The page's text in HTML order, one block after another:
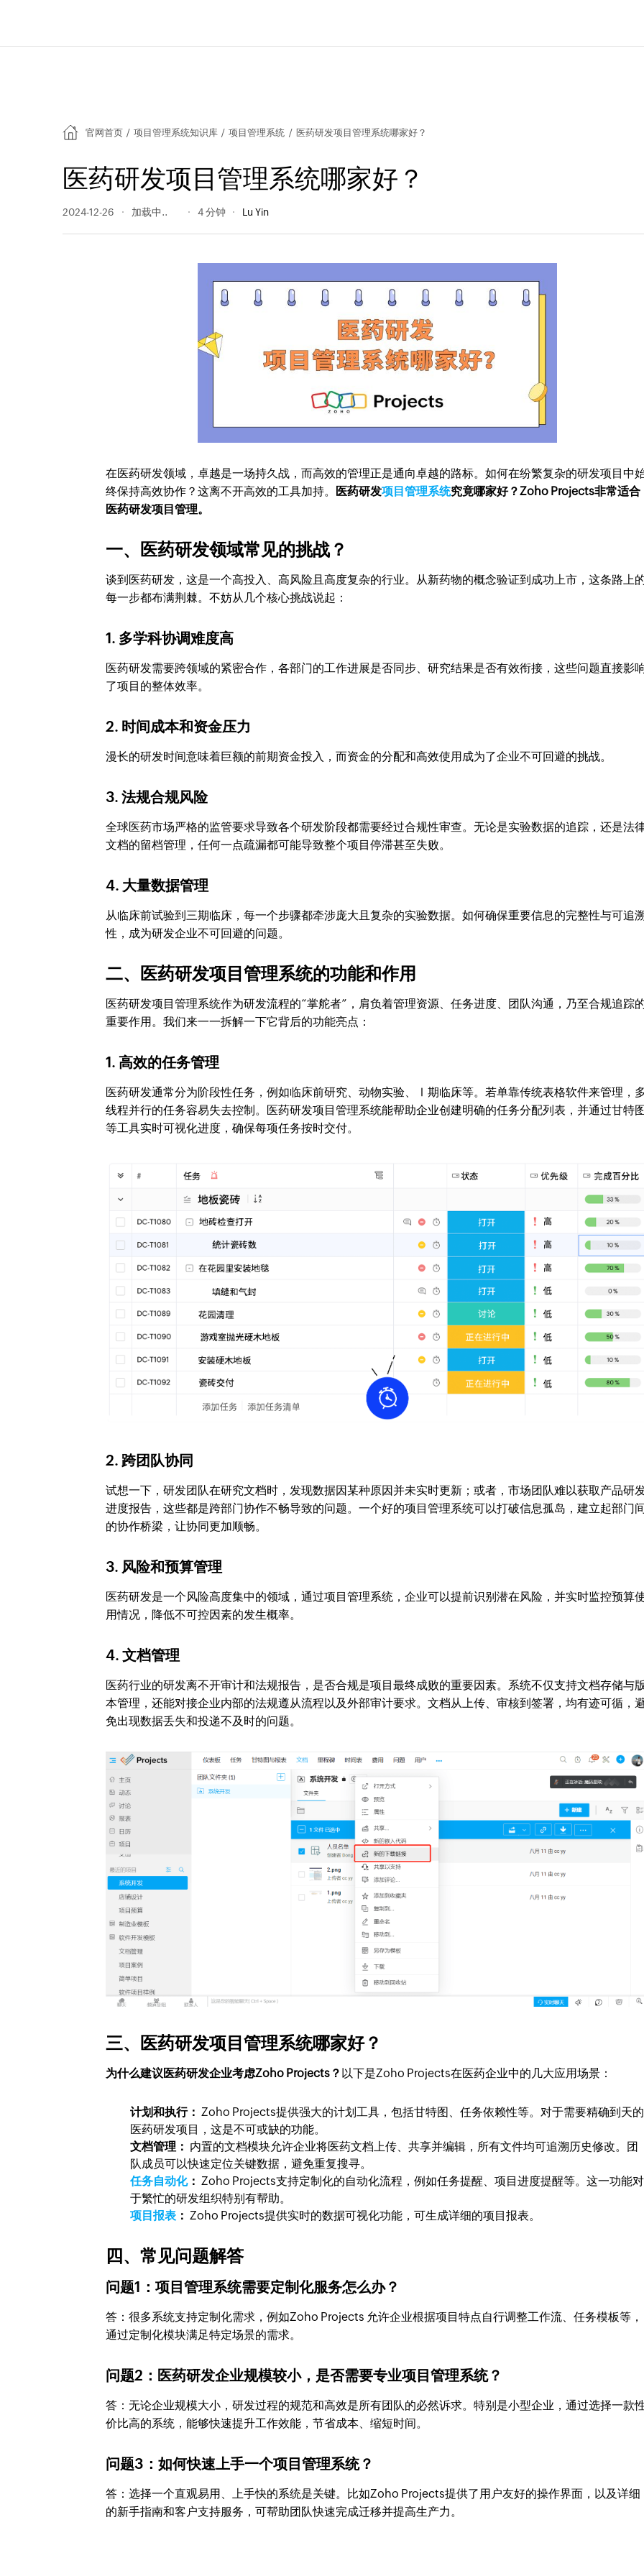
官网首页 / 项目管理系统知识库 / 项目管理系统 / 医药研发项目管理系统哪家好？
医药研发项目管理系统哪家好？
2024-12-26 146 阅读量 4 分钟 Lu Yin
在医药研发领域，卓越是一场持久战，而高效的管理正是通向卓越的路标。如何在纷繁复杂的研发项目中
终保持高效协作？这离不开高效的工具加持。
医药研发项目管理系统究竟哪家好？Zoho Projects非常适合
医药研发项目管理。
一、医药研发领域常见的挑战？
谈到医药研发，这是一个高投入、高风险且高度复杂的行业。从新药物的概念验证到成功上市，这条路上
每一步都布满荆棘。不妨从几个核心挑战说起：
1. 多学科协调难度高
医药研发需要跨领域的紧密合作，各部门的工作进展是否同步、研究结果是否有效衔接，这些问题直接影
了项目的整体效率。
2. 时间成本和资金压力
漫长的研发时间意味着巨额的前期资金投入，而资金的分配和高效使用成为了企业不可回避的挑战。
3. 法规合规风险
全球医药市场严格的监管要求导致各个研发阶段都需要经过合规性审查。无论是实验数据的追踪，还是法
文档的留档管理，任何一点疏漏都可能导致整个项目停滞甚至失败。
4. 大量数据管理
从临床前试验到三期临床，每一个步骤都牵涉庞大且复杂的实验数据。如何确保重要信息的完整性与可追
性，成为研发企业不可回避的问题。
二、医药研发项目管理系统的功能和作用
医药研发项目管理系统作为研发流程的“掌舵者”，肩负着管理资源、任务进度、团队沟通，乃至合规追踪
重要作用。我们来一一拆解一下它背后的功能亮点：
1. 高效的任务管理
医药研发通常分为阶段性任务，例如临床前研究、动物实验、Ⅰ期临床等。若单靠传统表格软件来管理，
线程并行的任务容易失去控制。医药研发项目管理系统能帮助企业创建明确的任务分配列表，并通过甘特
等工具实时可视化进度，确保每项任务按时交付。
2. 跨团队协同
试想一下，研发团队在研究文档时，发现数据因某种原因并未实时更新；或者，市场团队难以获取产品研
进度报告，这些都是跨部门协作不畅导致的问题。一个好的项目管理系统可以打破信息孤岛，建立起部门
的协作桥梁，让协同更加顺畅。
3. 风险和预算管理
医药研发是一个风险高度集中的领域，通过项目管理系统，企业可以提前识别潜在风险，并实时监控预算
用情况，降低不可控因素的发生概率。
4. 文档管理
医药行业的研发离不开审计和法规报告，是否合规是项目最终成败的重要因素。系统不仅支持文档存储与
本管理，还能对接企业内部的法规遵从流程以及外部审计要求。文档从上传、审核到签署，均有迹可循，
免出现数据丢失和投递不及时的问题。
三、医药研发项目管理系统哪家好？
为什么建议医药研发企业考虑Zoho Projects？ 以下是Zoho Projects在医药企业中的几大应用场景：
计划和执行： Zoho Projects提供强大的计划工具，包括甘特图、任务依赖性等。对于需要精确到天的
医药研发项目，这是不可或缺的功能。
文档管理： 内置的文档模块允许企业将医药文档上传、共享并编辑，所有文件均可追溯历史修改。团
队成员可以快速定位关键数据，避免重复搜寻。
任务自动化： Zoho Projects支持定制化的自动化流程，例如任务提醒、项目进度提醒等。这一功能对
于繁忙的研发组织特别有帮助。
项目报表 ： Zoho Projects提供实时的数据可视化功能，可生成详细的项目报表。
四、常见问题解答
问题1：项目管理系统需要定制化服务怎么办？
答：很多系统支持定制化需求，例如Zoho Projects 允许企业根据项目特点自行调整工作流、任务模板等，
通过定制化模块满足特定场景的需求。
问题2：医药研发企业规模较小，是否需要专业项目管理系统？
答：无论企业规模大小，研发过程的规范和高效是所有团队的必然诉求。特别是小型企业，通过选择一款
价比高的系统，能够快速提升工作效能，节省成本、缩短时间。
问题3：如何快速上手一个项目管理系统？
答：选择一个直观易用、上手快的系统是关键。比如Zoho Projects提供了用户友好的操作界面，以及详细
的新手指南和客户支持服务，可帮助团队快速完成迁移并提高生产力。